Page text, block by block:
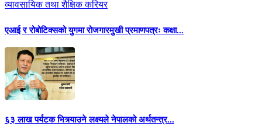
एआई र रोबोटिक्सको युगमा रोजगारमुखी प्रमाणपत्रः कक्षा...
६३ लाख पर्यटक भित्र्याउने लक्ष्यले नेपालको अर्थतन्त्र...